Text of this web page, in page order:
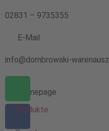
02831 – 9735355
E-Mail
info@dombrowski-
Homepage
Produkte